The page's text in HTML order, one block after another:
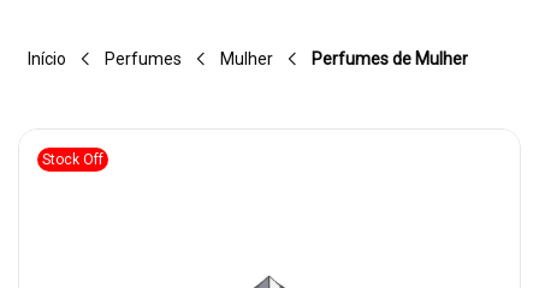
Início Perfumes Mulher Perfumes de Mulher
Stock Off